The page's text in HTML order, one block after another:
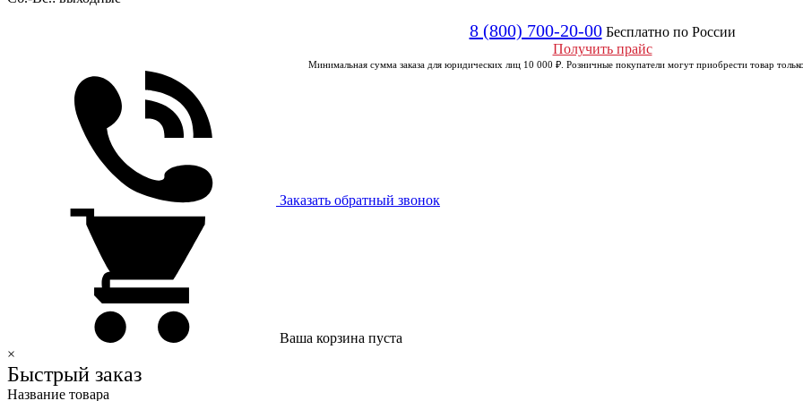
8 (800) 700-20-00 Бесплатно по России
Получить прайс
Минимальная сумма заказа для юридических лиц 10 000 ₽. Розничные покупатели могут приобрести товар
Заказать обратный звонок
Ваша корзина пуста
×
Быстрый заказ
Название товара